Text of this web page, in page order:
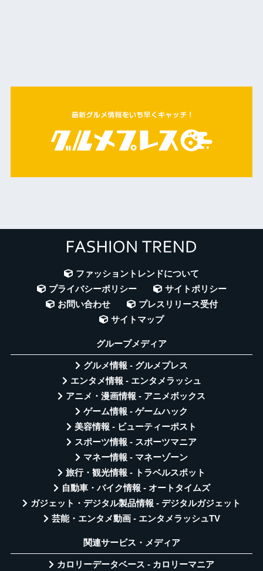
ファッショントレンドについて
プライバシーポリシー
サイトポリシー
お問い合わせ
プレスリリース受付
サイトマップ
グループメディア
グルメ情報 - グルメプレス
エンタメ情報 - エンタメラッシュ
アニメ・漫画情報 - アニメボックス
ゲーム情報 - ゲームハック
美容情報 - ビューティーポスト
スポーツ情報 - スポーツマニア
マネー情報 - マネーゾーン
旅行・観光情報 - トラベルスポット
自動車・バイク情報 - オートタイムズ
ガジェット・デジタル製品情報 - デジタルガジェット
芸能・エンタメ動画 - エンタメラッシュTV
関連サービス・メディア
カロリーデータベース - カロリーマニア